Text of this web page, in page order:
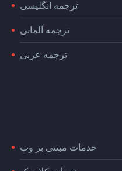
ترجمه انگلیسی
ترجمه آلمانی
ترجمه عربی
خدمات مبتنی بر وب